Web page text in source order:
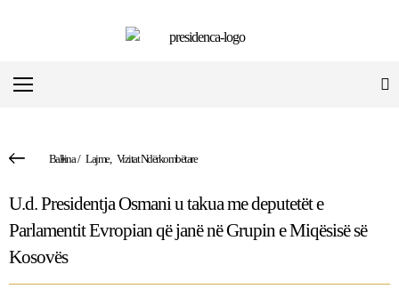
Ballina/ Lajme, Vizitat Ndërkombëtare
U.d. Presidentja Osmani u takua me deputetët e
Parlamentit Evropian që janë në Grupin e Miqësisë së
Kosovës